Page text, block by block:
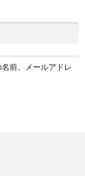
前、メールアドレ